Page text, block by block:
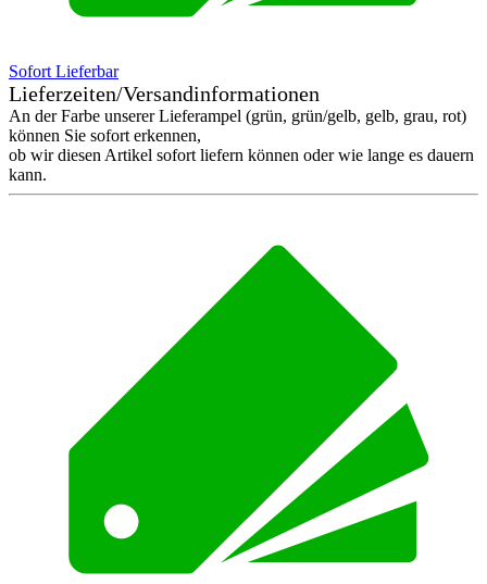
Sofort Lieferbar
Lieferzeiten/Versandinformationen
An der Farbe unserer Lieferampel (grün, grün/gelb, gelb, grau, rot)
können Sie sofort erkennen,
ob wir diesen Artikel sofort liefern können oder wie lange es dauern
kann.